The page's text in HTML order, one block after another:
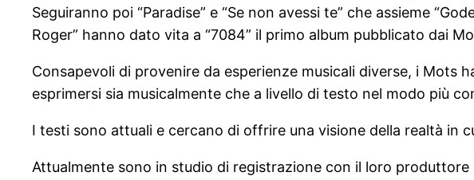
Seguiranno poi “Paradise” e “Se non avessi te” che assieme
Roger” hanno dato vita a “7084” il primo album pubblicato dai
Consapevoli di provenire da esperienze musicali diverse, i
esprimersi sia musicalmente che a livello di testo nel modo più
I testi sono attuali e cercano di offrire una visione della realtà in
Attualmente sono in studio di registrazione con il loro